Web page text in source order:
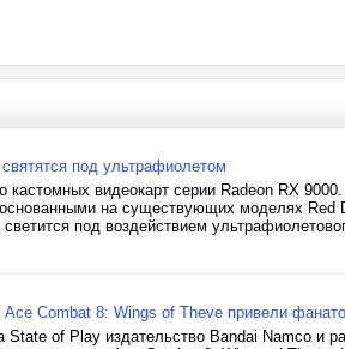
под ультрафиолетом
кастомных видеокарт серии Radeon RX
на существующих моделях Red
под воздействием
Combat 8: Wings of Theve привели
of Play издательство Bandai Namco и